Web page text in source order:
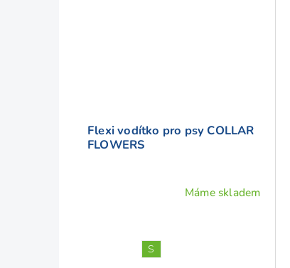
Flexi vodítko pro psy COLLAR
FLOWERS
Máme skladem
S